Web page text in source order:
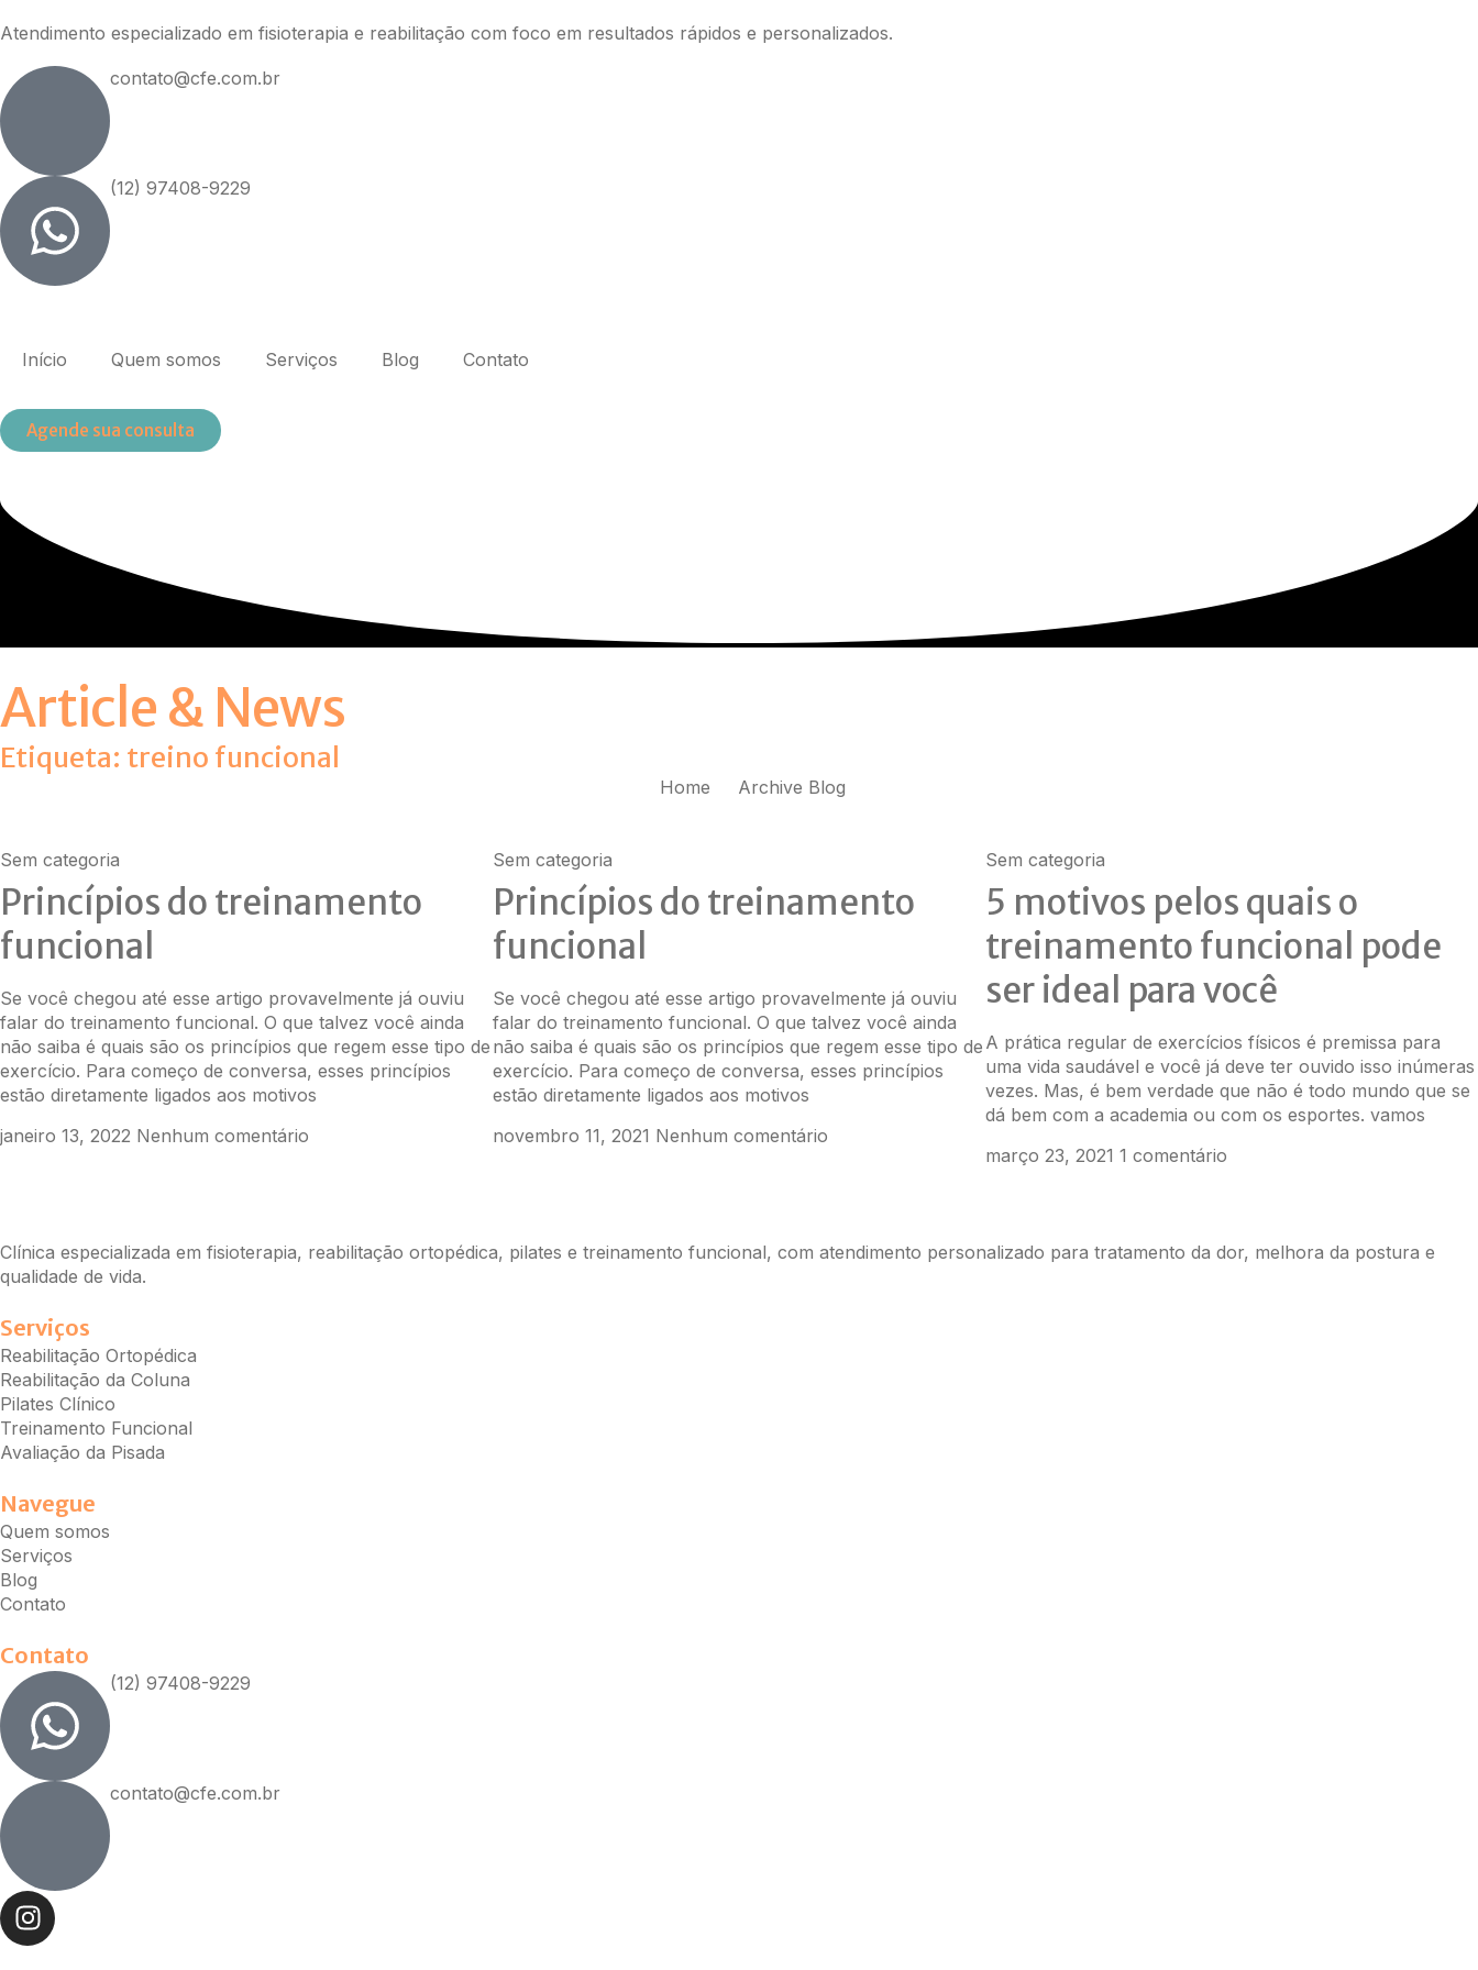
Atendimento especializado em fisioterapia e reabilitação com foco em resultados rápidos e personalizados.
contato@cfe.com.br
(12) 97408-9229
Início Quem somos Serviços Blog Contato
Agende sua consulta
Article & News
Etiqueta: treino funcional
Home Archive Blog
Sem categoria
Princípios do treinamento
funcional
Se você chegou até esse artigo provavelmente já ouviu
falar do treinamento funcional. O que talvez você ainda
não saiba é quais são os princípios que regem esse tipo de
exercício. Para começo de conversa, esses princípios
estão diretamente ligados aos motivos
janeiro 13, 2022 Nenhum comentário
Sem categoria
Princípios do treinamento
funcional
Se você chegou até esse artigo provavelmente já ouviu
falar do treinamento funcional. O que talvez você ainda
não saiba é quais são os princípios que regem esse tipo de
exercício. Para começo de conversa, esses princípios
estão diretamente ligados aos motivos
novembro 11, 2021 Nenhum comentário
Sem categoria
5 motivos pelos quais o
treinamento funcional pode
ser ideal para você
A prática regular de exercícios físicos é premissa para
uma vida saudável e você já deve ter ouvido isso inúmeras
vezes. Mas, é bem verdade que não é todo mundo que se
dá bem com a academia ou com os esportes. vamos
março 23, 2021 1 comentário
Clínica especializada em fisioterapia, reabilitação ortopédica, pilates e treinamento funcional, com atendimento personalizado para tratamento da dor, melhora da postura e
qualidade de vida.
Serviços
Reabilitação Ortopédica
Reabilitação da Coluna
Pilates Clínico
Treinamento Funcional
Avaliação da Pisada
Navegue
Quem somos
Serviços
Blog
Contato
Contato
(12) 97408-9229
contato@cfe.com.br